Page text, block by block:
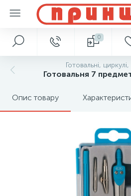
0
Готовальні,
Готовальня 7
Опис товару